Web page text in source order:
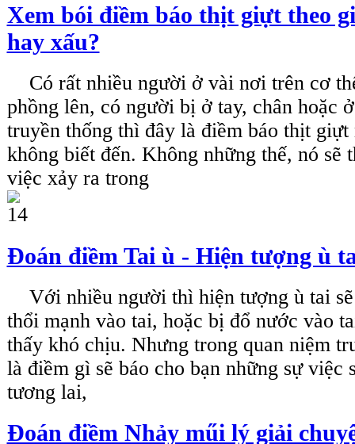
Xem bói điềm báo thịt giựt theo
hay xấu?
Có rất nhiều người ở vài nơi trên cơ
phồng lên, có người bị ở tay, chân hoặc
truyền thống thì đây là điềm báo thịt
không biết đến. Không những thế, nó sẽ
việc xảy ra trong
Đoán điềm Tai ù - Hiện tượng ù
Với nhiều người thì hiện tượng ù tai
thổi mạnh vào tai, hoặc bị đổ nước vào
thấy khó chịu. Nhưng trong quan niệm
là điềm gì sẽ báo cho bạn những sự việc
tương lai,
Đoán điềm Nhảy műi lý giải